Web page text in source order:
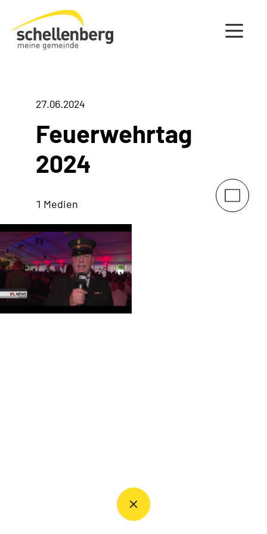
Gemeinde Schellenberg Startseite
27.06.2024
Feuerwehrtag
2024
1 Medien